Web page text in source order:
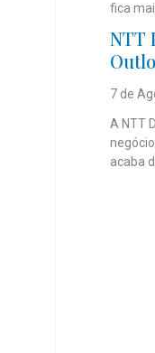
fica
NTT
7 de
A NTT
acaba